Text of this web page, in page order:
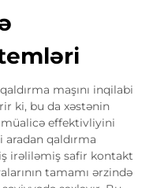
maşını inqilabi
ki, bu da xəstənin
müalicə effektivliyini
aradan qaldırma
irəliləmiş safir kontakt
tamamı ərzində